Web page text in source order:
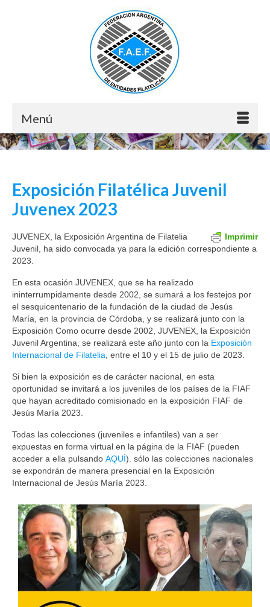
Menú
Exposición Filatélica Juvenil
Juvenex 2023
Imprimir
JUVENEX, la Exposición Argentina de Filatelia
Juvenil, ha sido convocada ya para la edición correspondiente a
2023.
En esta ocasión JUVENEX, que se ha realizado
ininterrumpidamente desde 2002, se sumará a los festejos por
el sesquicentenario de la fundación de la ciudad de Jesús
María, en la provincia de Córdoba, y se realizará junto con la
Exposición Como ocurre desde 2002, JUVENEX, la Exposición
Juvenil Argentina, se realizará este año junto con la Exposición
Internacional de Filatelia , entre el 10 y el 15 de julio de 2023.
Si bien la exposición es de carácter nacional, en esta
oportunidad se invitará a los juveniles de los países de la FIAF
que hayan acreditado comisionado en la exposición FIAF de
Jesús María 2023.
Todas las colecciones (juveniles e infantiles) van a ser
expuestas en forma virtual en la página de la FIAF (pueden
acceder a ella pulsando AQUÍ). sólo las colecciones nacionales
se expondrán de manera presencial en la Exposición
Internacional de Jesús María 2023.